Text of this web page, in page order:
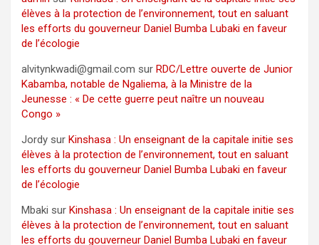
élèves à la protection de l’environnement, tout en saluant
les efforts du gouverneur Daniel Bumba Lubaki en faveur
de l’écologie
alvitynkwadi@gmail.com sur RDC/Lettre ouverte de Junior
Kabamba, notable de Ngaliema, à la Ministre de la
Jeunesse : « De cette guerre peut naître un nouveau
Congo »
Jordy sur Kinshasa : Un enseignant de la capitale initie ses
élèves à la protection de l’environnement, tout en saluant
les efforts du gouverneur Daniel Bumba Lubaki en faveur
de l’écologie
Mbaki sur Kinshasa : Un enseignant de la capitale initie ses
élèves à la protection de l’environnement, tout en saluant
les efforts du gouverneur Daniel Bumba Lubaki en faveur